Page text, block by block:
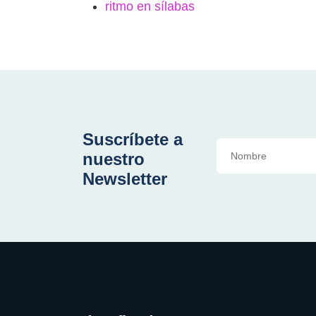
ritmo en sílabas
Suscríbete a
nuestro
Newsletter